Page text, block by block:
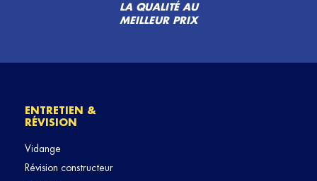
LA QUALITÉ AU
MEILLEUR PRIX
ENTRETIEN &
RÉVISION
Vidange
Révision constructeur